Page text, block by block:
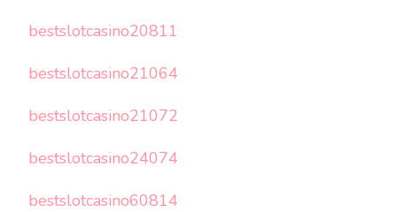
bestslotcasino20811
bestslotcasino21064
bestslotcasino21072
bestslotcasino24074
bestslotcasino60814